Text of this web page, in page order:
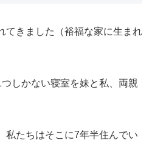
てきました（裕福な家に生まれ
しかない寝室を妹と私、両親
私たちはそこに7年半住んでい